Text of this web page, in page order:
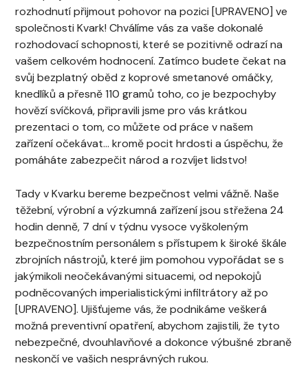
rozhodnutí přijmout pohovor na pozici [UPRAVENO] ve
společnosti Kvark! Chválíme vás za vaše dokonalé
rozhodovací schopnosti, které se pozitivně odrazí na
vašem celkovém hodnocení. Zatímco budete čekat na
svůj bezplatný oběd z koprové smetanové omáčky,
knedlíků a přesně 110 gramů toho, co je bezpochyby
hovězí svíčková, připravili jsme pro vás krátkou
prezentaci o tom, co můžete od práce v našem
zařízení očekávat… kromě pocit hrdosti a úspěchu, že
pomáháte zabezpečit národ a rozvíjet lidstvo!
Tady v Kvarku bereme bezpečnost velmi vážně. Naše
těžební, výrobní a výzkumná zařízení jsou střežena 24
hodin denně, 7 dní v týdnu vysoce vyškoleným
bezpečnostním personálem s přístupem k široké škále
zbrojních nástrojů, které jim pomohou vypořádat se s
jakýmikoli neočekávanými situacemi, od nepokojů
podněcovaných imperialistickými infiltrátory až po
[UPRAVENO]. Ujišťujeme vás, že podnikáme veškerá
možná preventivní opatření, abychom zajistili, že tyto
nebezpečné, dvouhlavňové a dokonce výbušné zbraně
neskončí ve vašich nesprávných rukou.